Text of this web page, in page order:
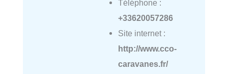
Téléphone :
+33620057286
Site internet :
http://www.cco-
caravanes.fr/